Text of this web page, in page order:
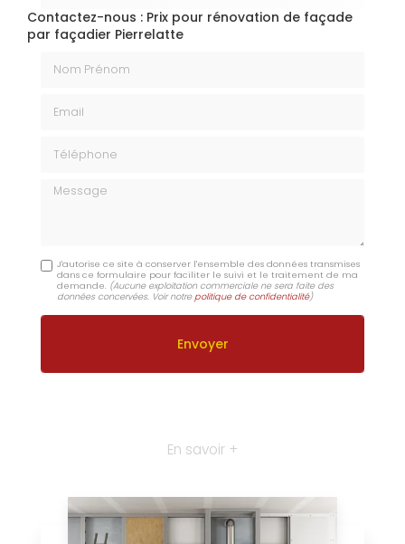
Contactez-nous : Prix pour rénovation de façade
par façadier Pierrelatte
Message
J'autorise ce site à conserver l'ensemble des données transmises
dans ce formulaire pour faciliter le suivi et le traitement de ma
demande. (Aucune exploitation commerciale ne sera faite des
données concervées. Voir notrepolitique de confidentialité)
En savoir +